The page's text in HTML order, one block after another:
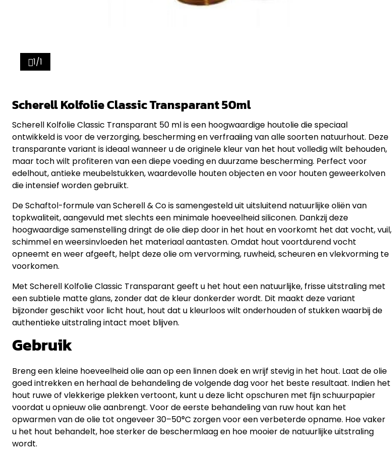
1/1
Scherell Kolfolie Classic Transparant 50ml
Scherell Kolfolie Classic Transparant 50 ml is een hoogwaardige houtolie die speciaal
ontwikkeld is voor de verzorging, bescherming en verfraaiing van alle soorten natuurhout. Deze
transparante variant is ideaal wanneer u de originele kleur van het hout volledig wilt behouden,
maar toch wilt profiteren van een diepe voeding en duurzame bescherming. Perfect voor
edelhout, antieke meubelstukken, waardevolle houten objecten en voor houten geweerkolven
die intensief worden gebruikt.
De Schaftol-formule van Scherell & Co is samengesteld uit uitsluitend natuurlijke oliën van
topkwaliteit, aangevuld met slechts een minimale hoeveelheid siliconen. Dankzij deze
hoogwaardige samenstelling dringt de olie diep door in het hout en voorkomt het dat vocht, vuil,
schimmel en weersinvloeden het materiaal aantasten. Omdat hout voortdurend vocht
opneemt en weer afgeeft, helpt deze olie om vervorming, ruwheid, scheuren en vlekvorming te
voorkomen.
Met Scherell Kolfolie Classic Transparant geeft u het hout een natuurlijke, frisse uitstraling met
een subtiele matte glans, zonder dat de kleur donkerder wordt. Dit maakt deze variant
bijzonder geschikt voor licht hout, hout dat u kleurloos wilt onderhouden of stukken waarbij de
authentieke uitstraling intact moet blijven.
Gebruik
Breng een kleine hoeveelheid olie aan op een linnen doek en wrijf stevig in het hout. Laat de olie
goed intrekken en herhaal de behandeling de volgende dag voor het beste resultaat. Indien het
hout ruwe of vlekkerige plekken vertoont, kunt u deze licht opschuren met fijn schuurpapier
voordat u opnieuw olie aanbrengt. Voor de eerste behandeling van ruw hout kan het
opwarmen van de olie tot ongeveer 30–50°C zorgen voor een verbeterde opname. Hoe vaker
u het hout behandelt, hoe sterker de beschermlaag en hoe mooier de natuurlijke uitstraling
wordt.